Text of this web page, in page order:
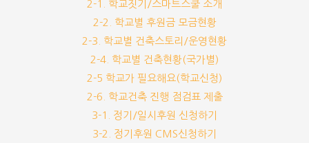
2-1. 학교짓기/스마트스쿨 소개
2-2. 학교별 후원금 모금현황
2-3. 학교별 건축스토리/운영현황
2-4. 학교별 건축현황(국가별)
2-5 학교가 필요해요(학교신청)
2-6. 학교건축 진행 점검표 제출
3-1. 정기/일시후원 신청하기
3-2. 정기후원 CMS신청하기